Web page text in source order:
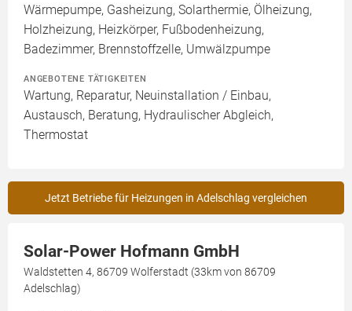
Wärmepumpe, Gasheizung, Solarthermie, Ölheizung,
Holzheizung, Heizkörper, Fußbodenheizung,
Badezimmer, Brennstoffzelle, Umwälzpumpe
ANGEBOTENE TÄTIGKEITEN
Wartung, Reparatur, Neuinstallation / Einbau,
Austausch, Beratung, Hydraulischer Abgleich,
Thermostat
Jetzt Betriebe für Heizungen in Adelschlag vergleichen
Solar-Power Hofmann GmbH
Waldstetten 4, 86709 Wolferstadt (33km von 86709
Adelschlag)